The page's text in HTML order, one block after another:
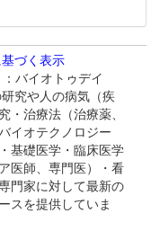
づく表示
バイオトゥデイ
究や人の病気（疾
治療法（治療薬、
イオテクノロジー
基礎医学・臨床医学
医師、専門医）・看
門家に対して最新の
スを提供していま